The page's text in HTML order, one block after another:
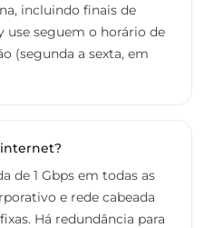
incluindo finais de
use seguem o horário de
(segunda a sexta, em
de 1 Gbps em todas as
e rede cabeada
Há redundância para